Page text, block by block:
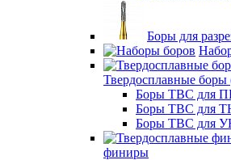
Боры для
Твердосплавные
Боры ТВС для
Боры ТВС для
Боры ТВС для
финиры